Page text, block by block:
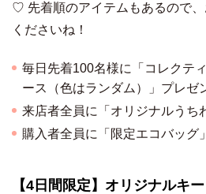
♡ 先着順のアイテムもあるので
くださいね！
毎日先着100名様に「コレクテ
ース（色はランダム）」プレゼ
来店者全員に「オリジナルうち
購入者全員に「限定エコバッグ
【4日間限定】オリジナルキ